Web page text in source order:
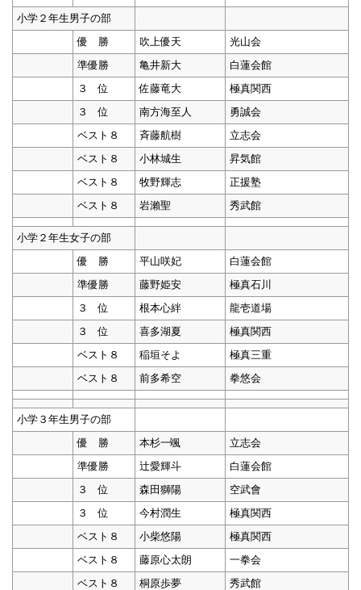
小学２年生男子の部
優 勝
吹上優天
光山会
準優勝
亀井新大
白蓮会館
３ 位
佐藤竜大
極真関西
３ 位
南方海至人
勇誠会
ベスト８
斉藤航樹
立志会
ベスト８
小林城生
昇気館
ベスト８
牧野輝志
正援塾
ベスト８
岩瀨聖 秀武館
小学２年生女子の部
優 勝
平山咲妃
白蓮会館
準優勝
藤野姫安
極真石川
３ 位
根本心絆
龍壱道場
３ 位
喜多湖夏
極真関西
ベスト８
稲垣そよ
極真三重
ベスト８
前多希空 拳悠会
小学３年生男子の部
優 勝
本杉一颯
立志会
準優勝
辻愛輝斗
白蓮会館
３ 位
森田獅陽
空武會
３ 位
今村潤生
極真関西
ベスト８
小柴悠陽
極真関西
ベスト８
藤原心太朗
一拳会
ベスト８
桐原歩夢
秀武館